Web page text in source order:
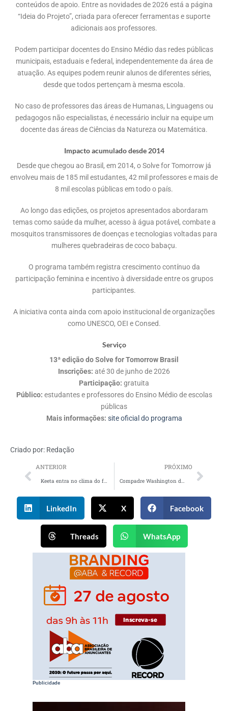
conteúdos de apoio. Entre as novidades de 2026 está a página
“Ideia do Projeto”, criada para oferecer ferramentas e suporte
adicionais aos professores.
Podem participar docentes do Ensino Médio das redes públicas
municipais, estaduais e federal, independentemente da área de
atuação. As equipes podem reunir alunos de diferentes séries,
desde que todos pertençam à mesma escola.
No caso de professores das áreas de Humanas, Linguagens ou
pedagogos não especialistas, é necessário incluir na equipe um
docente das áreas de Ciências da Natureza ou Matemática.
Impacto acumulado desde 2014
Desde que chegou ao Brasil, em 2014, o Solve for Tomorrow já
envolveu mais de 185 mil estudantes, 42 mil professores e mais de
8 mil escolas públicas em todo o país.
Ao longo das edições, os projetos apresentados abordaram
temas como saúde da mulher, acesso à água potável, combate a
mosquitos transmissores de doenças e tecnologias voltadas para
mulheres quebradeiras de coco babaçu.
O programa também registra crescimento contínuo da
participação feminina e incentivo à diversidade entre os grupos
participantes.
A iniciativa conta ainda com apoio institucional de organizações
como UNESCO, OEI e Consed.
Serviço
13ª edição do Solve for Tomorrow Brasil
Inscrições: até 30 de junho de 2026
Participação: gratuita
Público: estudantes e professores do Ensino Médio de escolas
públicas
Mais informações: site oficial do programa
Criado por: Redação
ANTERIOR
Keeta entra no clima do futebol com Feiticeiro do Hexa, Galvão Bueno e ações no app
PRÓXIMO
Compadre Washington dá o “tchan” em nova campanha da Castelo Alimentos
LinkedIn X Facebook
Threads WhatsApp
Publicidade